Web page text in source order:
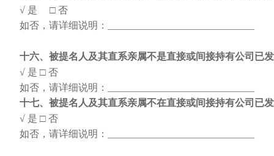
√ 是 □ 否
如否，请详细说明：
十六、被提名人及其直系亲属不是直接或间接持有公司已
√ 是 □ 否
如否，请详细说明：
十七、被提名人及其直系亲属不在直接或间接持有公司已
√ 是 □ 否
如否，请详细说明：